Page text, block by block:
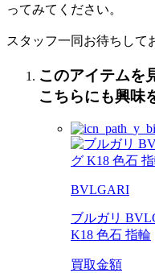
ってみてください。
スタッフ一同お待ちして
このアイテムを
こちらにも興味
BVLGARI
ブルガリ
K18 色石 指輪
買取金額